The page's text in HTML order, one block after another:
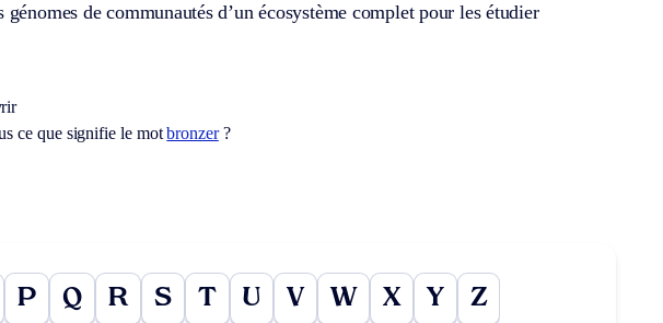
de communautés d’un écosystème complet pour les étudier
ce que signifie le motbronzer?
P Q R S T U V W X Y Z